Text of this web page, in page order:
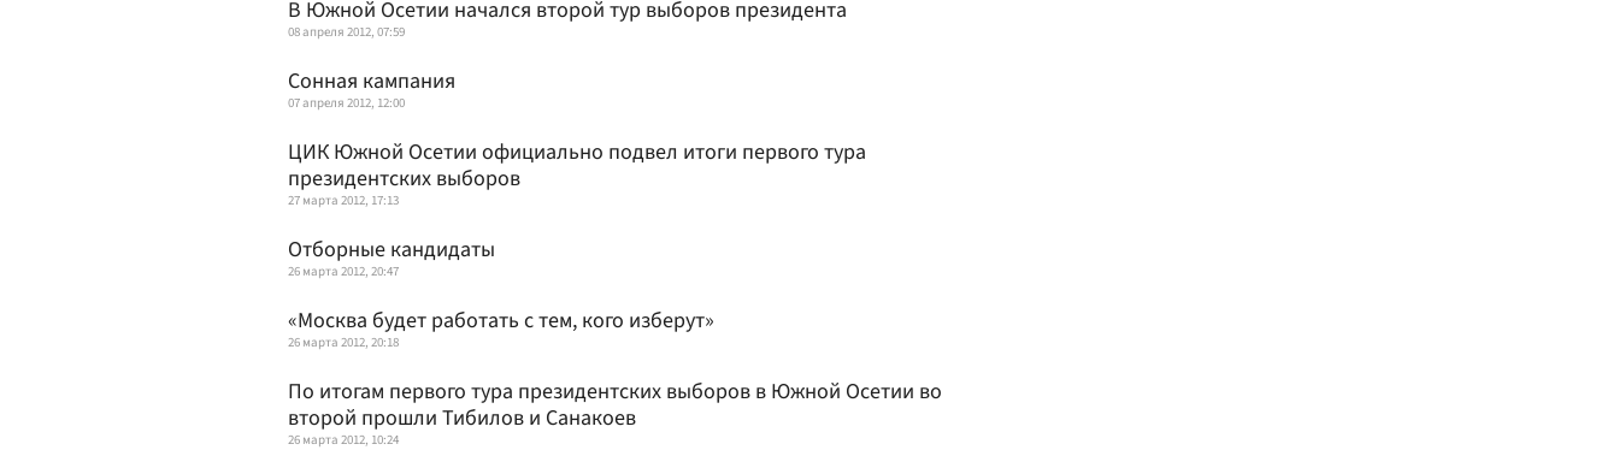
В Южной Осетии начался второй тур выборов президента
08 апреля 2012, 07:59
Сонная кампания
07 апреля 2012, 12:00
ЦИК Южной Осетии официально подвел итоги первого тура
президентских выборов
27 марта 2012, 17:13
Отборные кандидаты
26 марта 2012, 20:47
«Москва будет работать с тем, кого изберут»
26 марта 2012, 20:18
По итогам первого тура президентских выборов в Южной Осетии во
второй прошли Тибилов и Санакоев
26 марта 2012, 10:24